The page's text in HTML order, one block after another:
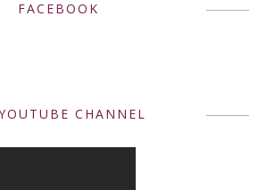
FACEBOOK
CHANNEL